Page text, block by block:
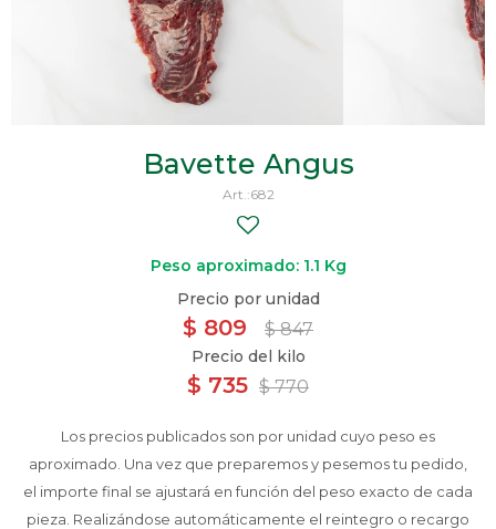
Bavette Angus
682
Peso aproximado: 1.1 Kg
$ 735 $ 770
$ 809 $ 847
Los precios publicados son por unidad cuyo peso es
aproximado. Una vez que preparemos y pesemos tu pedido,
el importe final se ajustará en función del peso exacto de cada
pieza. Realizándose automáticamente el reintegro o recargo